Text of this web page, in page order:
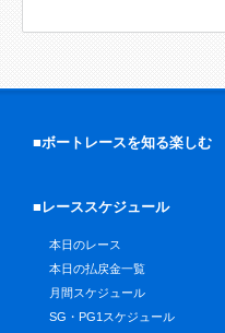
■ボートレースを知る楽しむ
■レーススケジュール
本日のレース
本日の払戻金一覧
月間スケジュール
SG・PG1スケジュール